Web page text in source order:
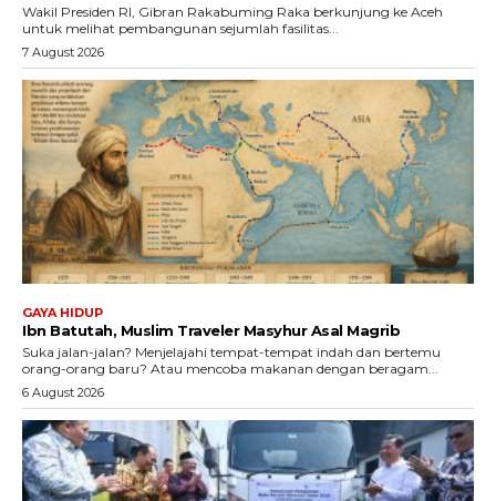
Wakil Presiden RI, Gibran Rakabuming Raka berkunjung ke Aceh
untuk melihat pembangunan sejumlah fasilitas...
7 August 2026
GAYA HIDUP
Ibn Batutah, Muslim Traveler Masyhur Asal Magrib
Suka jalan-jalan? Menjelajahi tempat-tempat indah dan bertemu
orang-orang baru? Atau mencoba makanan dengan beragam...
6 August 2026